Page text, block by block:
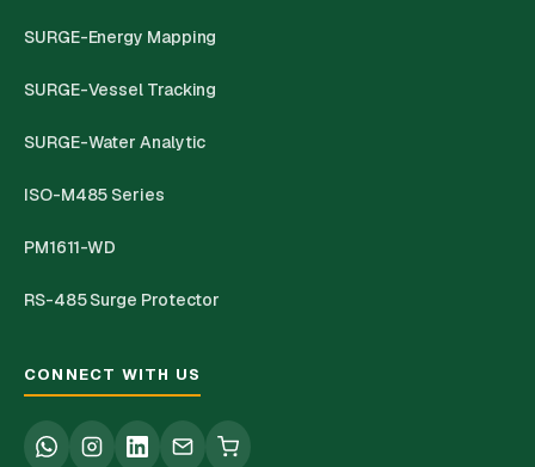
SURGE-Energy Mapping
SURGE-Vessel Tracking
SURGE-Water Analytic
ISO-M485 Series
PM1611-WD
RS-485 Surge Protector
CONNECT WITH US